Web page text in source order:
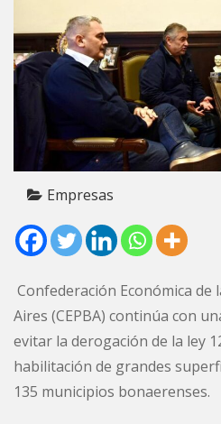
Empresas
Confederación Económica de
Aires (CEPBA) continúa con
evitar la derogación de la ley
habilitación de grandes
135 municipios bonaerenses.